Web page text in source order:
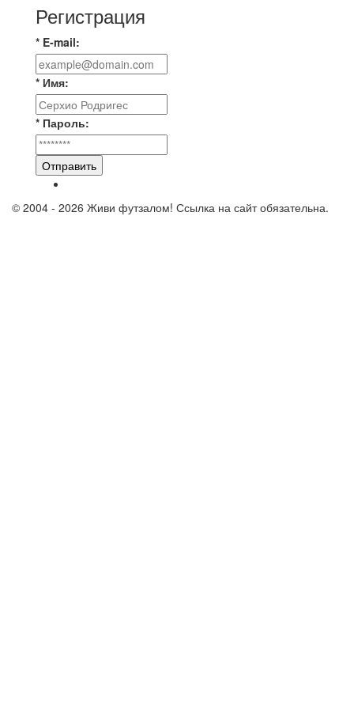
Регистрация
* E-mail:
* Имя:
* Пароль:
Отправить
© 2004 - 2026 Живи футзалом! Ссылка на сайт обязательна.